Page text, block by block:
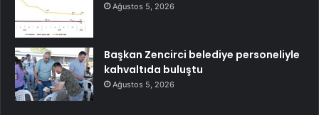
Ağustos 5, 2026
Başkan Zencirci belediye personeliyle
kahvaltıda buluştu
Ağustos 5, 2026